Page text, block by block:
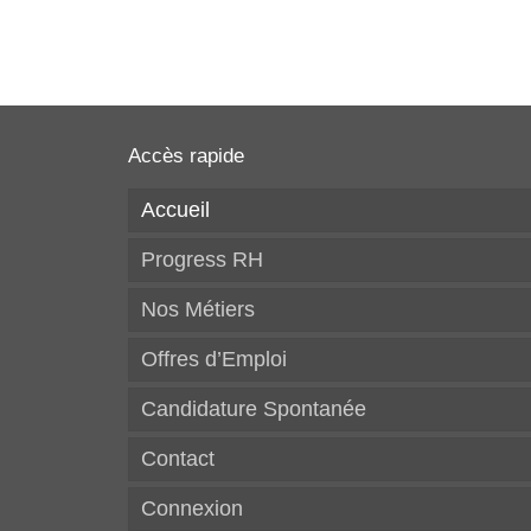
Accès rapide
Accueil
Progress RH
Nos Métiers
Offres d’Emploi
Candidature Spontanée
Contact
Connexion